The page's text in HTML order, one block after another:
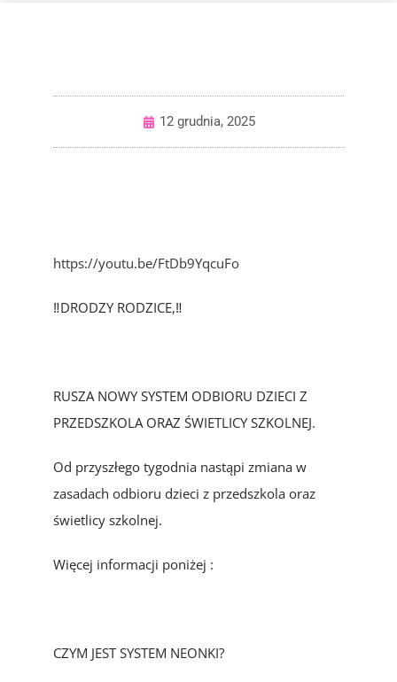
12 grudnia, 2025
https://youtu.be/FtDb9YqcuFo
‼️DRODZY RODZICE,‼️
RUSZA NOWY SYSTEM ODBIORU DZIECI Z
PRZEDSZKOLA ORAZ ŚWIETLICY SZKOLNEJ.
Od przyszłego tygodnia nastąpi zmiana w
zasadach odbioru dzieci z przedszkola oraz
świetlicy szkolnej.
Więcej informacji poniżej :
CZYM JEST SYSTEM NEONKI?